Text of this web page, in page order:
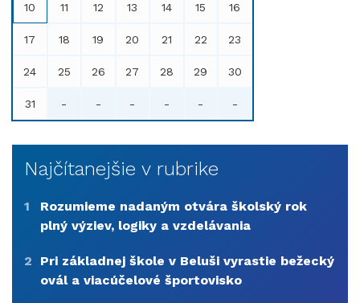
10 11 12 13 14 15 16
17 18 19 20 21 22 23
24 25 26 27 28 29 30
31 - - - - - -
Najčítanejšie v rubrike
1
Rozumieme nadaným otvára školský rok
plný výziev, logiky a vzdelávania
2
Pri základnej škole v Beluši vyrastie bežecký
ovál a viacúčelové športovisko